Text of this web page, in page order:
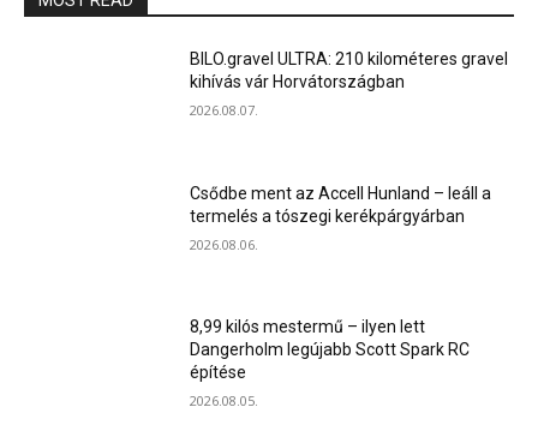
BILO.gravel ULTRA: 210 kilométeres gravel
kihívás vár Horvátországban
2026.08.07.
Csődbe ment az Accell Hunland – leáll a
termelés a tószegi kerékpárgyárban
2026.08.06.
8,99 kilós mestermű – ilyen lett
Dangerholm legújabb Scott Spark RC
építése
2026.08.05.